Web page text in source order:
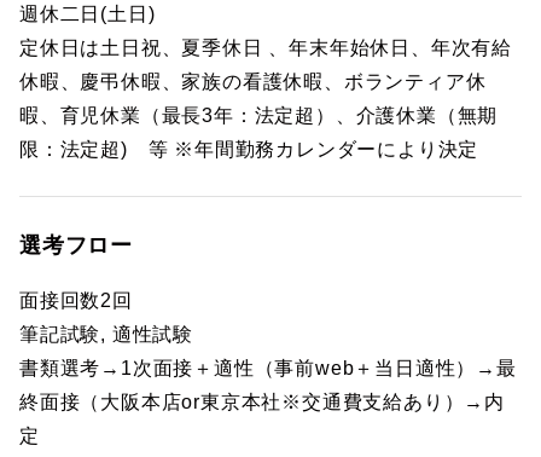
週休二日(土日)
定休日は土日祝、夏季休日 、年末年始休日、年次有給
休暇、慶弔休暇、家族の看護休暇、ボランティア休
暇、育児休業（最長3年：法定超）、介護休業（無期
限：法定超) 等 ※年間勤務カレンダーにより決定
選考フロー
面接回数2回
筆記試験, 適性試験
書類選考→1次面接＋適性（事前web＋当日適性）→最
終面接（大阪本店or東京本社※交通費支給あり）→内
定